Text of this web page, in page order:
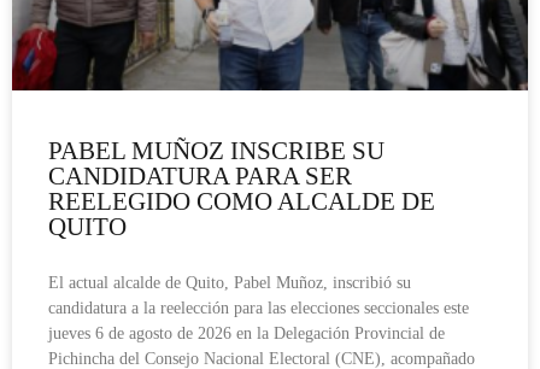
PABEL MUÑOZ INSCRIBE SU
CANDIDATURA PARA SER
REELEGIDO COMO ALCALDE DE
QUITO
El actual alcalde de Quito, Pabel Muñoz, inscribió su
candidatura a la reelección para las elecciones seccionales este
jueves 6 de agosto de 2026 en la Delegación Provincial de
Pichincha del Consejo Nacional Electoral (CNE), acompañado